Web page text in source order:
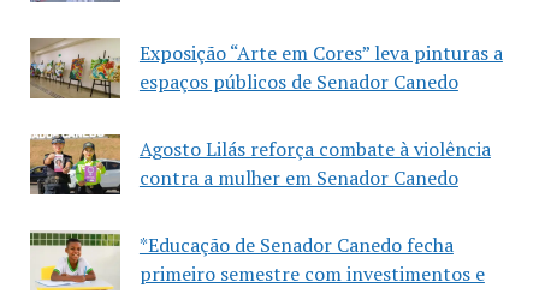
Exposição “Arte em Cores” leva pinturas a
espaços públicos de Senador Canedo
Agosto Lilás reforça combate à violência
contra a mulher em Senador Canedo
*Educação de Senador Canedo fecha
primeiro semestre com investimentos e